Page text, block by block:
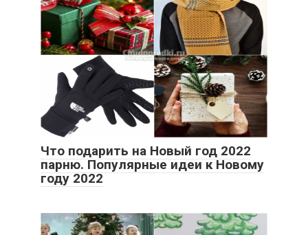
Что подарить на Новый год 2022
парню. Популярные идеи к Новому
году 2022